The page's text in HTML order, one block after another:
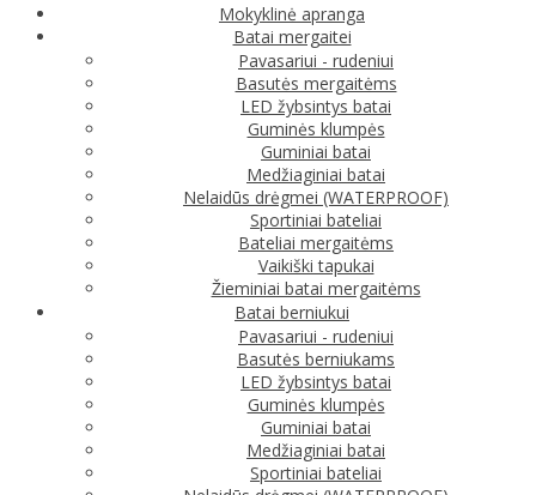
Mokyklinė apranga
Batai mergaitei
Pavasariui - rudeniui
Basutės mergaitėms
LED žybsintys batai
Guminės klumpės
Guminiai batai
Medžiaginiai batai
Nelaidūs drėgmei (WATERPROOF)
Sportiniai bateliai
Bateliai mergaitėms
Vaikiški tapukai
Žieminiai batai mergaitėms
Batai berniukui
Pavasariui - rudeniui
Basutės berniukams
LED žybsintys batai
Guminės klumpės
Guminiai batai
Medžiaginiai batai
Sportiniai bateliai